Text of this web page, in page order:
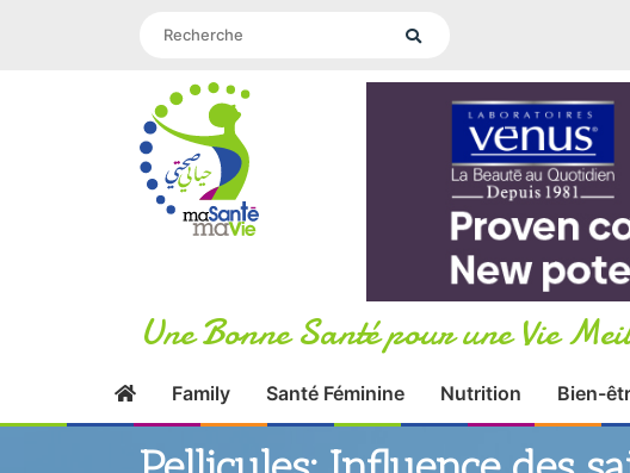
Une Bonne Santé pour une Vie
Family Santé Féminine Nutrition Bien-